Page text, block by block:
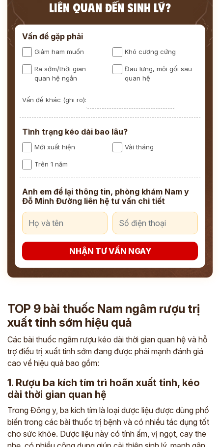
LIÊN QUAN ĐẾN SINH LÝ?
Vấn đề gặp phải
Giảm ham muốn Khó cương cứng
Ra sớm/thời gian
quan hệ ngắn
Đau lưng, mỏi gối sau
quan hệ
Vấn đề khác (ghi rõ):
Tình trạng kéo dài bao lâu?
Mới xuất hiện Vài tháng
Trên 1 năm
Anh em để lại thông tin, phòng khám Nam y
Đỗ Minh Đường liên hệ tư vấn chi tiết
NHẬN TƯ VẤN NGAY
TOP 9 bài thuốc Nam ngâm rượu trị
xuất tinh sớm hiệu quả
Các bài thuốc ngâm rượu kéo dài thời gian quan hệ và hỗ
trợ điều trị xuất tinh sớm đang được phái mạnh đánh giá
cao về hiệu quả bao gồm:
1. Rượu ba kích tím trì hoãn xuất tinh, kéo
dài thời gian quan hệ
Trong Đông y, ba kích tím là loại dược liệu được dùng phổ
biến trong các bài thuốc trị bệnh và có nhiều tác dụng tốt
cho sức khỏe. Dược liệu này có tính ấm, vị ngọt, cay the